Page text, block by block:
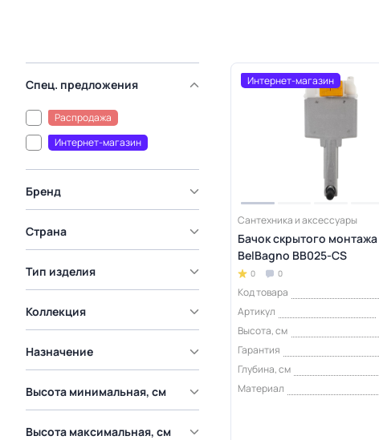
Спец. предложения
Распродажа
Интернет-магазин
Бренд
Страна
Тип изделия
Коллекция
Назначение
Высота минимальная, см
Высота максимальная, см
Интернет-магазин
Сантехника и аксессуары
Бачок скрытого монтажа
BelBagno BB025-CS
0 0
Код товара
Артикул
Высота, см
Гарантия
Глубина, см
Материал